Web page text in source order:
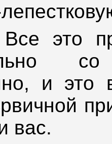
и это
вас.